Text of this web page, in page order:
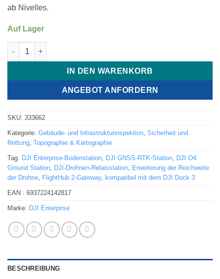
ab Nivelles.
Auf Lager
DJI O4 Ground Station Menge
IN DEN WARENKORB
ANGEBOT ANFORDERN
SKU: 333662
Kategorie: Gebäude- und Infrastrukturinspektion Sicherheit und
Rettung Topographie & Kartographie
Tag: DJI Enterprise-Bodenstation DJI GNSS-RTK-Station DJI O4
Ground Station DJI-Drohnen-Relaisstation Erweiterung der Reichweite
der Drohne FlightHub 2-Gateway, kompatibel mit dem DJI Dock 3
EAN : 6937224142817
Marke: DJI Enterprise
BESCHREIBUNG